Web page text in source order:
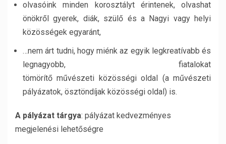
olvasóink minden korosztályt érintenek, olvashat
önökről gyerek, diák, szülő és a Nagyi vagy helyi
közösségek egyaránt,
…nem árt tudni, hogy miénk az egyik legkreatívabb és
legnagyobb, fiatalokat
tömörítő művészeti közösségi oldal (a művészeti
pályázatok, ösztöndíjak közösségi oldal) is.
A pályázat tárgya: pályázat kedvezményes
megjelenési lehetőségre